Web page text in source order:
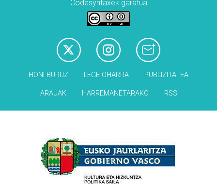
Codesyntaxek garatua
HONI BURUZ LEGE OHARRA PUBLIZITATEA
ARAUAK HARREMANETARAKO RSS